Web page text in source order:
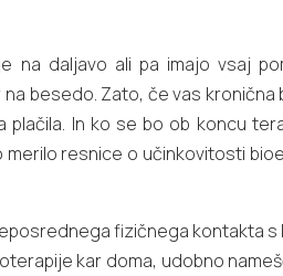
na daljavo ali pa imajo vsaj
besedo. Zato, če vas kronična
In ko se bo ob koncu
merilo resnice o učinkovitosti
fizičnega kontakta s
kar doma, udobno